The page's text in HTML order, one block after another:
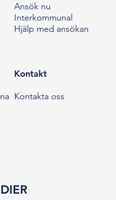
Ansök nu
Interkommunal
Hjälp med ansökan
Kontakt
Kontakta oss